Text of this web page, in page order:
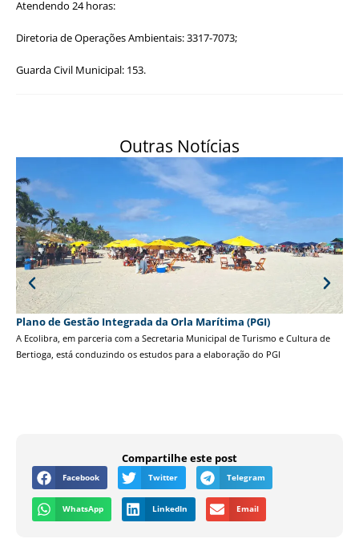
Atendendo 24 horas:
Diretoria de Operações Ambientais: 3317-7073;
Guarda Civil Municipal: 153.
Outras Notícias
Plano de Gestão Integrada da Orla Marítima (PGI)
A Ecolibra, em parceria com a Secretaria Municipal de Turismo e Cultura de
Bertioga, está conduzindo os estudos para a elaboração do PGI
Compartilhe este post
Facebook Twitter Telegram
WhatsApp LinkedIn Email